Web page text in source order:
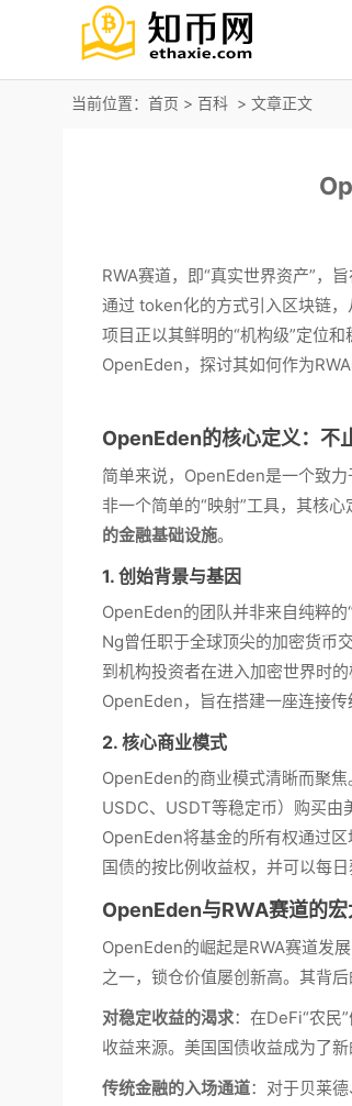
当前位置： 首页 > 百科 > 文章正文
RWA赛道，即“真实世界资产”，
通过 token化的方式引入区块链
项目正以其鲜明的“机构级”定位
OpenEden，探讨其如何作为
OpenEden的核心定义：不
简单来说，OpenEden是一个致
非一个简单的“映射”工具，其核心
的金融基础设施。
1. 创始背景与基因
OpenEden的团队并非来自纯粹
Ng曾任职于全球顶尖的加密货币
到机构投资者在进入加密世界时的
OpenEden，旨在搭建一座连接传
2. 核心商业模式
OpenEden的商业模式清晰而聚
USDC、USDT等稳定币）购买由
OpenEden将基金的所有权通过
国债的按比例收益权，并可以每日
OpenEden与RWA赛道的宏
OpenEden的崛起是RWA赛道发
之一，锁仓价值屡创新高。其背后
对稳定收益的渴求：在DeFi“农民
收益来源。美国国债收益成为了新
传统金融的入场通道：对于贝莱